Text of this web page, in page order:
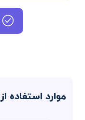
موارد استفاده از amy